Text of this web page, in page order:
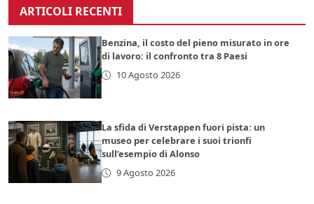
ARTICOLI RECENTI
Benzina, il costo del pieno misurato in ore
di lavoro: il confronto tra 8 Paesi
10 Agosto 2026
La sfida di Verstappen fuori pista: un
museo per celebrare i suoi trionfi
sull’esempio di Alonso
9 Agosto 2026